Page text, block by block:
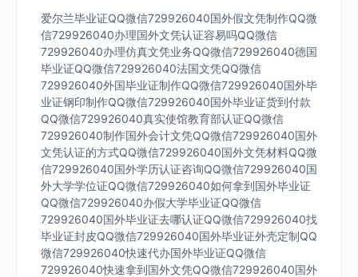
爱尔兰毕业证QQ微信729926040国外假文凭制作QQ微
信729926040办理国外文凭认证容易吗QQ微信
729926040办理仿真文凭业务QQ微信729926040德国
毕业证QQ微信729926040法国文凭QQ微信
729926040外国毕业证制作QQ微信729926040国外毕
业证钢印制作QQ微信729926040国外毕业证货到付款
QQ微信729926040真实使馆教育部认证QQ微信
729926040制作国外会计文凭QQ微信729926040国外
文凭认证的方式QQ微信729926040国外文凭材料QQ微
信729926040国外学历认证咨询QQ微信729926040国
外大学学位证QQ微信729926040如何拿到国外毕业证
QQ微信729926040办假大学毕业证QQ微信
729926040国外毕业证去哪认证QQ微信729926040找
毕业证封皮QQ微信729926040国外毕业证外壳定制QQ
微信729926040快速代办国外毕业证QQ微信
729926040快速拿到国外文凭QQ微信729926040国外